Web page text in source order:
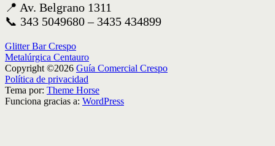
📍 Av. Belgrano 1311
📞 343 5049680 – 3435 434899
Navegación
de
entradas
Glitter Bar Crespo
Metalúrgica Centauro
Copyright ©2026 Guía Comercial Crespo
Política de privacidad
Tema por: Theme Horse
Funciona gracias a: WordPress